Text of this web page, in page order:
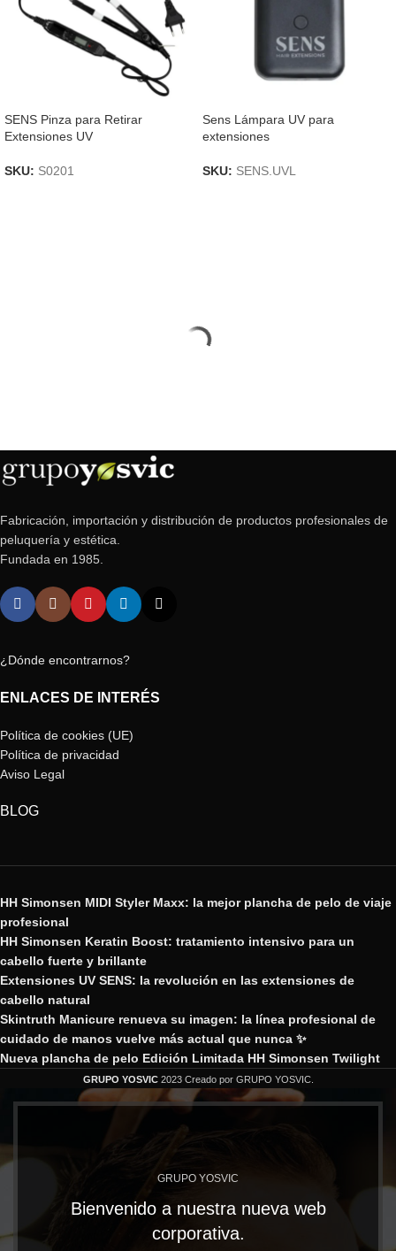
SENS Pinza para Retirar
Extensiones UV
SKU: S0201
Sens Lámpara UV para
extensiones
SKU: SENS.UVL
Fabricación, importación y distribución de productos profesionales de
peluquería y estética.
Fundada en 1985.
¿Dónde encontrarnos?
ENLACES DE INTERÉS
Política de cookies (UE)
Política de privacidad
Aviso Legal
BLOG
HH Simonsen MIDI Styler Maxx: la mejor plancha de pelo de viaje
profesional
HH Simonsen Keratin Boost: tratamiento intensivo para un
cabello fuerte y brillante
Extensiones UV SENS: la revolución en las extensiones de
cabello natural
Skintruth Manicure renueva su imagen: la línea profesional de
cuidado de manos vuelve más actual que nunca ✨
Nueva plancha de pelo Edición Limitada HH Simonsen Twilight
GRUPO YOSVIC 2023 Creado por GRUPO YOSVIC.
GRUPO YOSVIC
Bienvenido a nuestra nueva web
corporativa.